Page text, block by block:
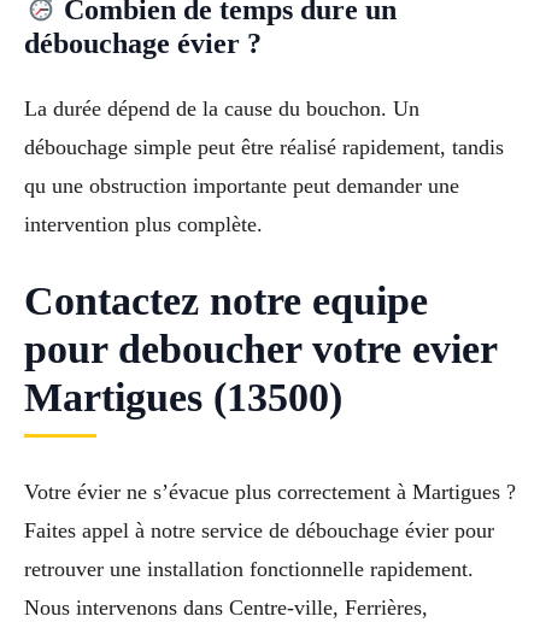
Combien de temps dure un
débouchage évier ?
La durée dépend de la cause du bouchon. Un
débouchage simple peut être réalisé rapidement, tandis
qu une obstruction importante peut demander une
intervention plus complète.
Contactez notre equipe
pour deboucher votre evier
Martigues (13500)
Votre évier ne s’évacue plus correctement à Martigues ?
Faites appel à notre service de débouchage évier pour
retrouver une installation fonctionnelle rapidement.
Nous intervenons dans Centre-ville, Ferrières,